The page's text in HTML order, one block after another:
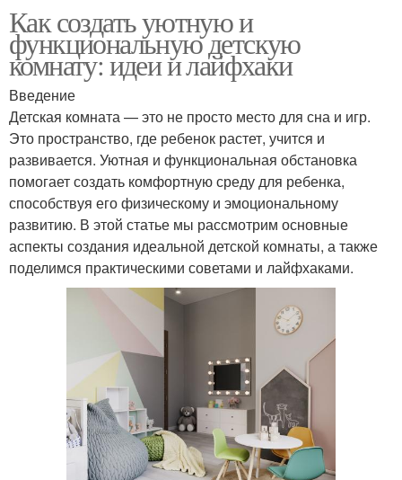
Как создать уютную и
функциональную детскую
комнату: идеи и лайфхаки
Введение
Детская комната — это не просто место для сна и игр.
Это пространство, где ребенок растет, учится и
развивается. Уютная и функциональная обстановка
помогает создать комфортную среду для ребенка,
способствуя его физическому и эмоциональному
развитию. В этой статье мы рассмотрим основные
аспекты создания идеальной детской комнаты, а также
поделимся практическими советами и лайфхаками.